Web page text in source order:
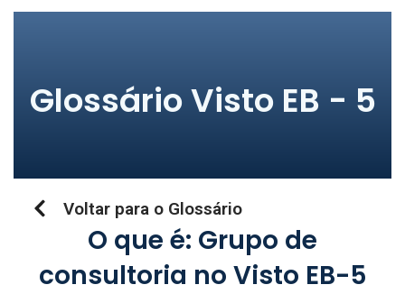
Glossário Visto EB - 5
Voltar para o Glossário
O que é: Grupo de
consultoria no Visto EB-5